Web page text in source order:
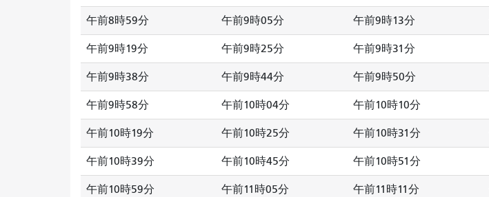
午前8時59分 午前9時05分 午前9時13分
午前9時19分 午前9時25分 午前9時31分
午前9時38分 午前9時44分 午前9時50分
午前9時58分 午前10時04分 午前10時10分
午前10時19分 午前10時25分 午前10時31分
午前10時39分 午前10時45分 午前10時51分
午前10時59分 午前11時05分 午前11時11分